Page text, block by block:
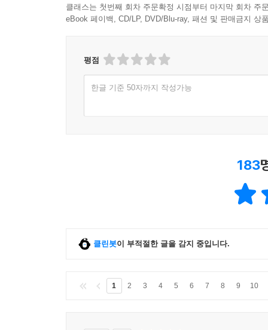
클래스는 첫번째 회차 주문확정 시점부터 마지막 회차 주
eBook 페이백, CD/LP, DVD/Blu-ray, 패션 및 판매금지 상
평점
한글 기준 50자까지 작성가능
183
클린봇이 부적절한 글을 감지 중입니다.
1 2 3 4 5 6 7 8 9 10